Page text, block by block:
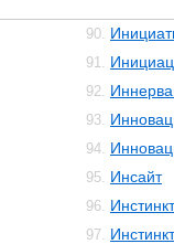
90.
91.
92.
93.
94.
95. Инсайт
96. Инстинкт
97.